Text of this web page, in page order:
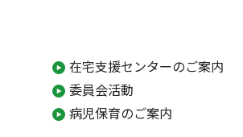
在宅支援センターのご案内
委員会活動
病児保育のご案内